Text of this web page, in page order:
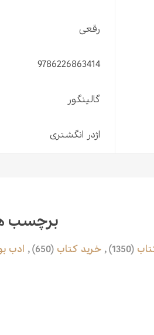
رقعی
9786226863414
گالینگور
اژدر انگشتری
برچسب
(1350)
, خرید کتاب (650)
, ادب